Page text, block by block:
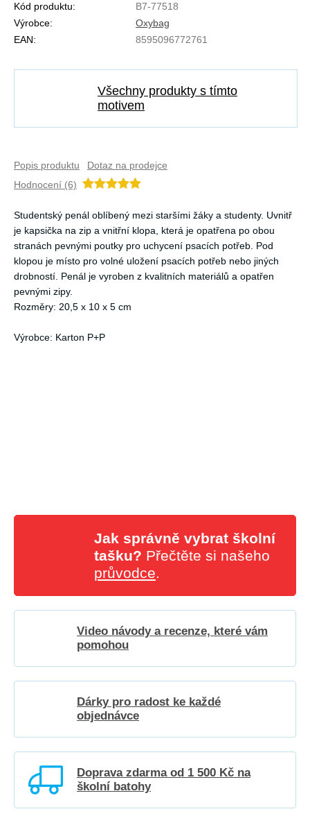
Kód produktu:
B7-77518
Výrobce:
Oxybag
EAN:
8595096772761
Všechny produkty s tímto
motivem
Popis produktu
Dotaz na prodejce
Hodnocení (6)
Studentský penál oblíbený mezi staršími žáky a studenty. Uvnitř
je kapsička na zip a vnitřní klopa, která je opatřena po obou
stranách pevnými poutky pro uchycení psacích potřeb. Pod
klopou je místo pro volné uložení psacích potřeb nebo jiných
drobností. Penál je vyroben z kvalitních materiálů a opatřen
pevnými zipy.
Rozměry: 20,5 x 10 x 5 cm
Výrobce: Karton P+P
Jak správně vybrat školní
tašku? Přečtěte si našeho
průvodce.
Video návody a recenze, které vám
pomohou
Dárky pro radost ke každé
objednávce
Doprava zdarma od 1 500 Kč na
školní batohy